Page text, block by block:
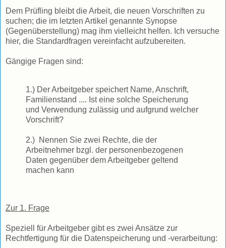
Dem Prüfling bleibt die Arbeit, die neuen Vorschriften zu
suchen; die im letzten Artikel genannte Synopse
(Gegenüberstellung) mag ihm vielleicht helfen. Ich versuche
hier, die Standardfragen vereinfacht aufzubereiten.
Gängige Fragen sind:
1.) Der Arbeitgeber speichert Name, Anschrift,
Familienstand .... Ist eine solche Speicherung
und Verwendung zulässig und aufgrund welcher
Vorschrift?
2.) Nennen Sie zwei Rechte, die der
Arbeitnehmer bzgl. der personenbezogenen
Daten gegenüber dem Arbeitgeber geltend
machen kann
Zur 1. Frage
Speziell für Arbeitgeber gibt es zwei Ansätze zur
Rechtfertigung für die Datenspeicherung und -verarbeitung: